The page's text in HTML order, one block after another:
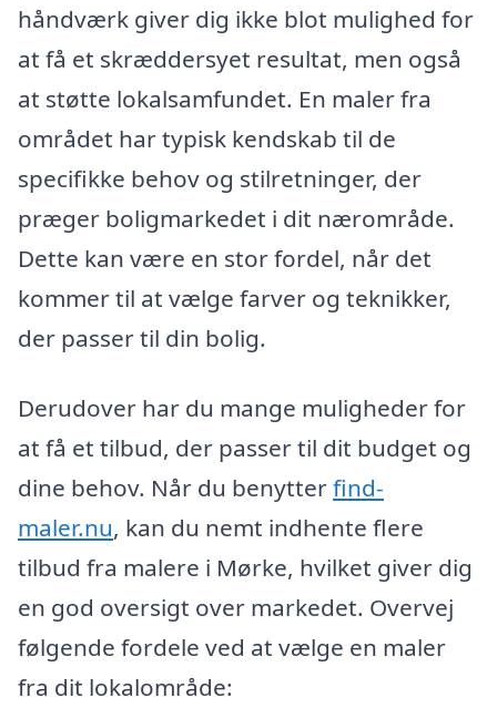
håndværk giver dig ikke blot mulighed for
at få et skræddersyet resultat, men også
at støtte lokalsamfundet. En maler fra
området har typisk kendskab til de
specifikke behov og stilretninger, der
præger boligmarkedet i dit nærområde.
Dette kan være en stor fordel, når det
kommer til at vælge farver og teknikker,
der passer til din bolig.
Derudover har du mange muligheder for
at få et tilbud, der passer til dit budget og
dine behov. Når du benytterfind-
maler.nu, kan du nemt indhente flere
tilbud fra malere i Mørke, hvilket giver dig
en god oversigt over markedet. Overvej
følgende fordele ved at vælge en maler
fra dit lokalområde: